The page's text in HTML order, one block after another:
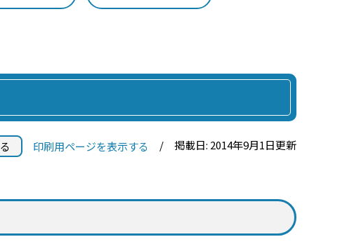
印刷用ページを表示する 掲載日: 2014年9月1日更新